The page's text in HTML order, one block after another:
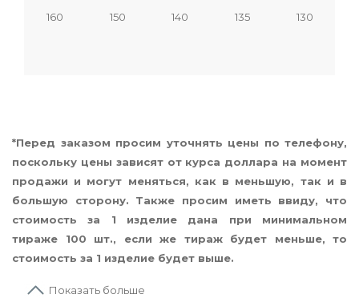
160 150 140 135 130
*Перед заказом просим уточнять цены по телефону,
поскольку цены зависят от курса доллара на момент
продажи и могут меняться, как в меньшую, так и в
большую сторону. Также просим иметь ввиду, что
стоимость за 1 изделие дана при минимальном
тираже 100 шт., если же тираж будет меньше, то
стоимость за 1 изделие будет выше.
Показать больше